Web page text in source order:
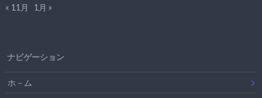
« 11月
1月 »
ナビゲーション
ホ－ム